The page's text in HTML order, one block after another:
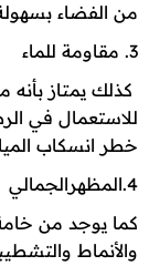
من الفضاء
كذلك يمتاز بأنه
للاستعمال في
خطر انسكاب
والأنماط